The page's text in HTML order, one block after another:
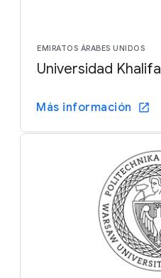
EMIRATOS ÁRABES UNIDOS
Universidad Khalifa
Más información